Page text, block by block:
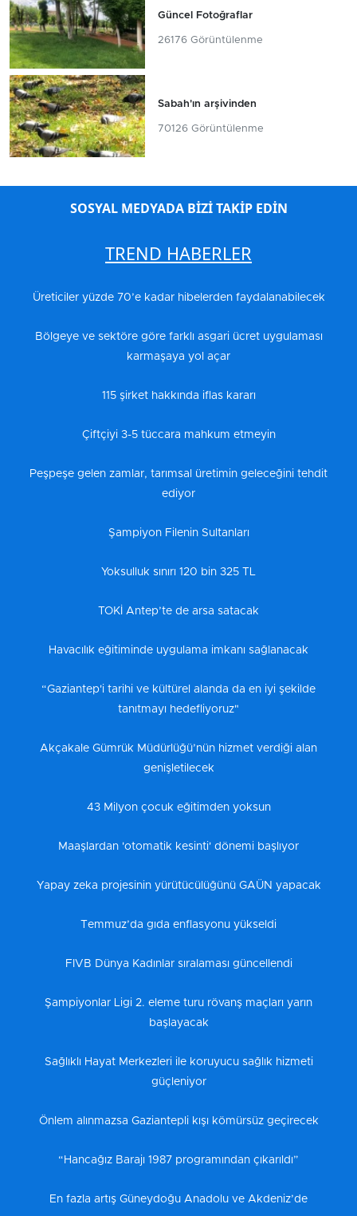
Güncel Fotoğraflar
26176 Görüntülenme
Sabah'ın arşivinden
70126 Görüntülenme
SOSYAL MEDYADA BİZİ TAKİP EDİN
TREND HABERLER
Üreticiler yüzde 70’e kadar hibelerden faydalanabilecek
Bölgeye ve sektöre göre farklı asgari ücret uygulaması
karmaşaya yol açar
115 şirket hakkında iflas kararı
Çiftçiyi 3-5 tüccara mahkum etmeyin
Peşpeşe gelen zamlar, tarımsal üretimin geleceğini tehdit
ediyor
Şampiyon Filenin Sultanları
Yoksulluk sınırı 120 bin 325 TL
TOKİ Antep’te de arsa satacak
Havacılık eğitiminde uygulama imkanı sağlanacak
“Gaziantep'i tarihi ve kültürel alanda da en iyi şekilde
tanıtmayı hedefliyoruz"
Akçakale Gümrük Müdürlüğü’nün hizmet verdiği alan
genişletilecek
43 Milyon çocuk eğitimden yoksun
Maaşlardan 'otomatik kesinti' dönemi başlıyor
Yapay zeka projesinin yürütücülüğünü GAÜN yapacak
Temmuz’da gıda enflasyonu yükseldi
FIVB Dünya Kadınlar sıralaması güncellendi
Şampiyonlar Ligi 2. eleme turu rövanş maçları yarın
başlayacak
Sağlıklı Hayat Merkezleri ile koruyucu sağlık hizmeti
güçleniyor
Önlem alınmazsa Gaziantepli kışı kömürsüz geçirecek
“Hancağız Barajı 1987 programından çıkarıldı”
En fazla artış Güneydoğu Anadolu ve Akdeniz’de